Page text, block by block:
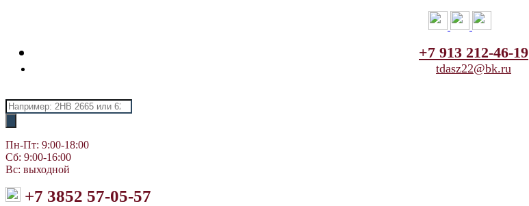
+7 913 212-46-19
tdasz22@bk.ru
Поиск
товаров
Пн-Пт: 9:00-18:00
Сб: 9:00-16:00
Вс: выходной
+7 3852 57-05-57